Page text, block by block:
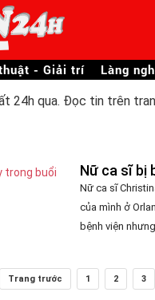
- Giải trí Làng
24h qua. Đọc tin trên
Nữ ca sĩ bị
Nữ ca sĩ
của mình ở
bệnh viện
Trang trước 1 2 3